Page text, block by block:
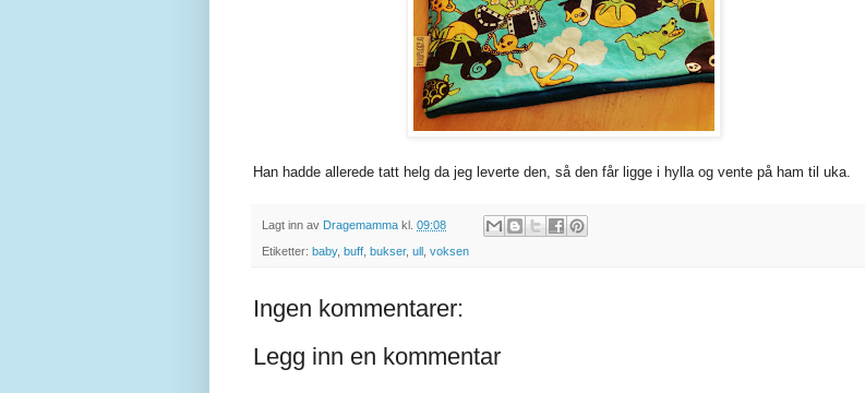
Han hadde allerede tatt helg da jeg leverte den, så den får ligge i hylla og vente på ham til uka.
Lagt inn av Dragemamma kl. 09:08
Etiketter: baby, buff bukser, ull voksen
Ingen kommentarer:
Legg inn en kommentar